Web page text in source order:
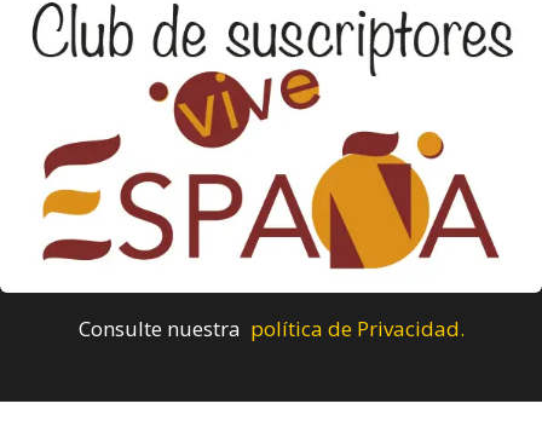
Consulte nuestra política de Privacidad.